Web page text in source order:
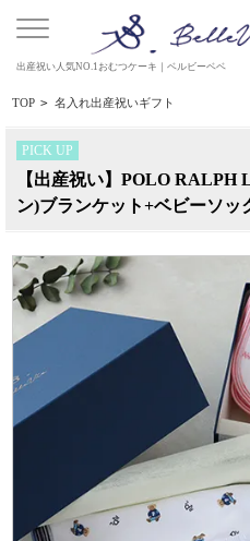
出産祝い人気NO.1おむつケーキ｜ベルビーベベ
TOP > 名入れ出産祝いギフト
PICK UP
【出産祝い】POLO RALPH
ン)ブランケット+ベビーソッ